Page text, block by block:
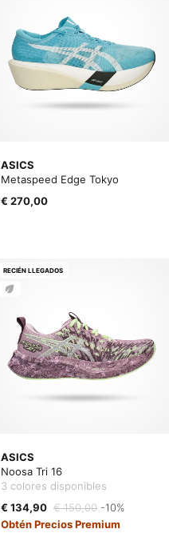
ASICS
Metaspeed Edge Tokyo
€ 270,00
ASICS
Noosa Tri 16
3 colores disponibles
€ 134,90 € 150,00 -10%
Obtén Precios Premium
RECIÉN LLEGADOS